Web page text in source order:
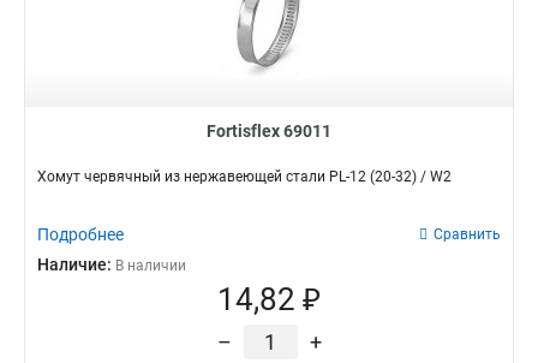
Fortisflex 69011
Хомут червячный из нержавеющей стали PL-12 (20-32) / W2
Подробнее Сравнить
Наличие: В наличии
14,82 ₽
– +